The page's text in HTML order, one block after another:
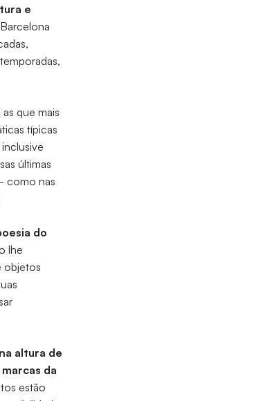
e
que mais
típicas
últimas
como nas
do
lhe
objetos
altura de
da
estão